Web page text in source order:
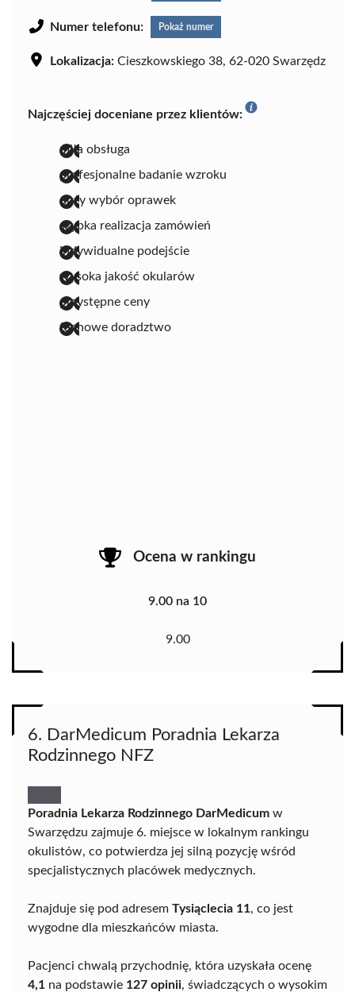
Numer telefonu: Pokaż numer
Lokalizacja: Cieszkowskiego 38, 62-020 Swarzędz
Najczęściej doceniane przez klientów:
miła obsługa
profesjonalne badanie wzroku
duży wybór oprawek
szybka realizacja zamówień
indywidualne podejście
wysoka jakość okularów
przystępne ceny
fachowe doradztwo
Ocena w rankingu
9.00 na 10
9.00
6. DarMedicum Poradnia Lekarza
Rodzinnego NFZ
Poradnia Lekarza Rodzinnego DarMedicum w
Swarzędzu zajmuje 6. miejsce w lokalnym rankingu
okulistów, co potwierdza jej silną pozycję wśród
specjalistycznych placówek medycznych.
Znajduje się pod adresem Tysiąclecia 11, co jest
wygodne dla mieszkańców miasta.
Pacjenci chwalą przychodnię, która uzyskała ocenę
4,1 na podstawie 127 opinii, świadczących o wysokim